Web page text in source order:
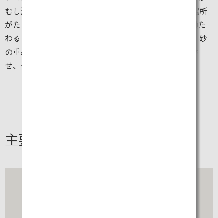
むし温泉ですが、鹿児島県指宿エリアでは体験できる場所
がたくさんあります。浴衣に着替えて温かい砂の中に横た
わると、約10分ほどで気持ち良く全身に汗をかきます。砂
の重みと熱で体内の血液循環が高まり、老廃物を排出さ
せ、デトックス効果抜群です。
主要駅情報